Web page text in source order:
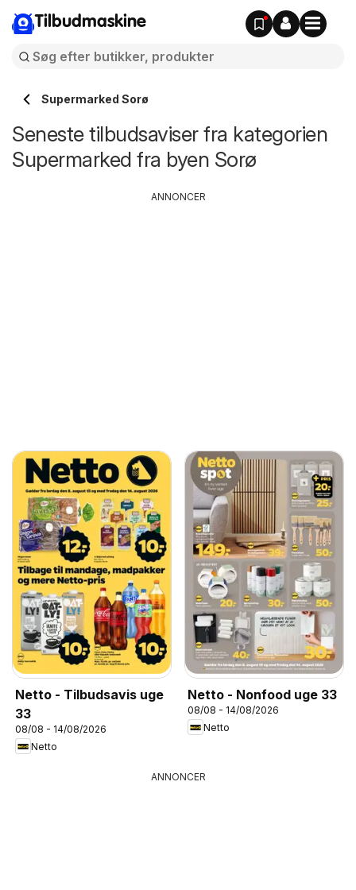
Tilbudmaskine
Supermarked Sorø
Seneste tilbudsaviser fra kategorien
Supermarked fra byen Sorø
Netto - Tilbudsavis uge
33
08/08 - 14/08/2026
Netto
Netto - Nonfood uge 33
08/08 - 14/08/2026
Netto
ANNONCER
ANNONCER